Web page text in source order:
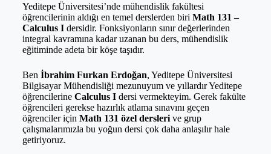
Yeditepe Üniversitesi’nde mühendislik fakültesi
öğrencilerinin aldığı en temel derslerden biri Math 131 –
Calculus Idersidir. Fonksiyonların sınır değerlerinden
integral kavramına kadar uzanan bu ders, mühendislik
eğitiminde adeta bir köşe taşıdır.
Ben İbrahim Furkan Erdoğan, Yeditepe Üniversitesi
Bilgisayar Mühendisliği mezunuyum ve yıllardır Yeditepe
öğrencilerine Calculus Idersi vermekteyim. Gerek fakülte
öğrencileri gerekse hazırlık atlama sınavını geçen
öğrenciler için Math 131 özel derslerive grup
çalışmalarımızla bu yoğun dersi çok daha anlaşılır hale
getiriyoruz.